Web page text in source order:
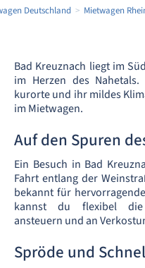
Deutschland Mietwagen
Bad Kreuznach liegt im
im Herzen des
kurorte und ihr mildes
im Mietwagen.
Auf den Spuren
Ein Besuch in Bad
Fahrt entlang der
bekannt für
kannst du flexibel die
ansteuern und an
Spröde und